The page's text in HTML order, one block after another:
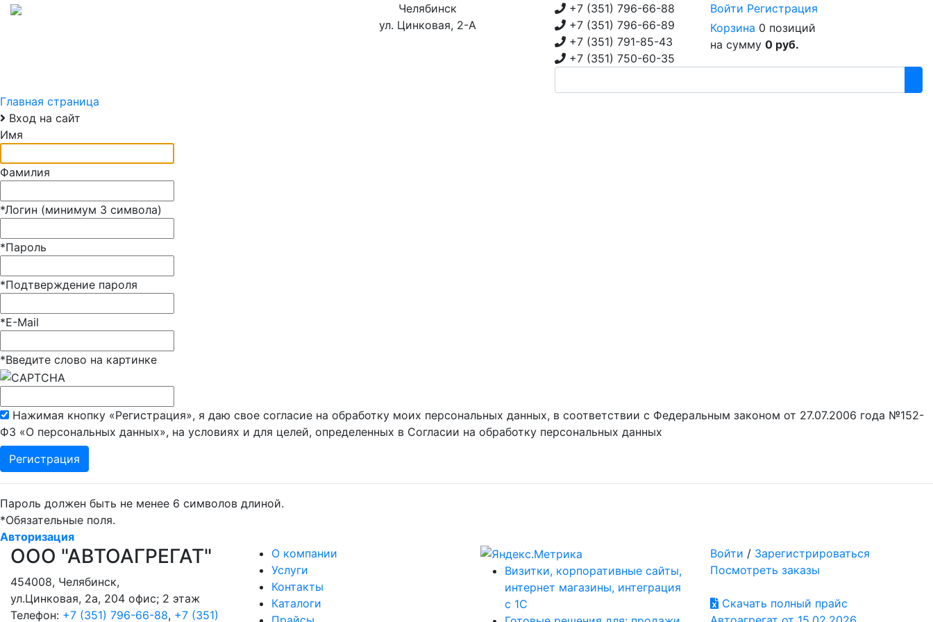
Челябинск
ул. Цинковая, 2-А
+7 (351) 796-66-88
+7 (351) 796-66-89
+7 (351) 791-85-43
+7 (351) 750-60-35
Войти Регистрация
Корзина 0 позиций
на сумму 0 руб.
Главная страница
Вход на сайт
Имя
Фамилия
*Логин (минимум 3 символа)
*Пароль
*Подтверждение пароля
*E-Mail
*Введите слово на картинке
Нажимая кнопку «Регистрация», я даю свое согласие на обработку моих персональных данных, в соответствии с Федеральным законом от 27.07.2006 года №152-
ФЗ «О персональных данных», на условиях и для целей, определенных в Согласии на обработку персональных данных
Пароль должен быть не менее 6 символов длиной.
*Обязательные поля.
Авторизация
ООО "АВТОАГРЕГАТ"
454008, Челябинск,
ул.Цинковая, 2а, 204 офис; 2 этаж
Телефон: +7 (351) 796-66-88, +7 (351)
О компании
Услуги
Контакты
Каталоги
Визитки, корпоративные сайты,
интернет магазины, интеграция
с 1С
Войти / Зарегистрироваться
Посмотреть заказы
Скачать полный прайс